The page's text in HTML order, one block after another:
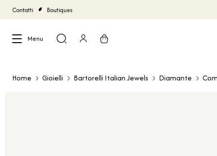
Contatti Boutiques
Menu
Home Gioielli Bartorelli Italian Jewels Diamante